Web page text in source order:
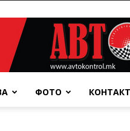
ФОТО КОНТАКТ